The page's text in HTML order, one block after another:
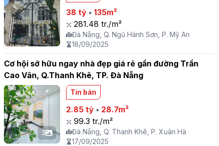
38 tỷ• 135m²
281.48 tr./m²
Đà Nẵng, Q. Ngũ Hành Sơn, P. Mỹ An
18/09/2025
Cơ hội sỡ hữu ngay nhà đẹp giá rẻ gần đường Trần
Cao Vân, Q.Thanh Khê, TP. Đà Nẵng
3
Tin bán
2.85 tỷ• 28.7m²
99.3 tr./m²
Đà Nẵng, Q. Thanh Khê, P. Xuân Hà
17/09/2025